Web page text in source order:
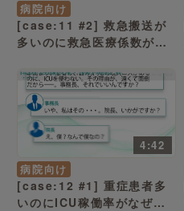
病院向け
[case:11 #2] 救急搬送が
多いのに救急医療係数が低
療管理加算」（病院経営ケ
ーススタディー）
4:42
病院向け
[case:12 #1] 重症患者多
いのにICU稼働率がなぜ低